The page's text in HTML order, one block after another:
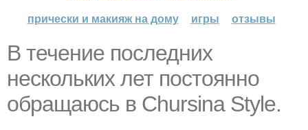
прически и макияж на дому
игры отзывы
В течение последних
нескольких лет постоянно
обращаюсь в Chursina Style.